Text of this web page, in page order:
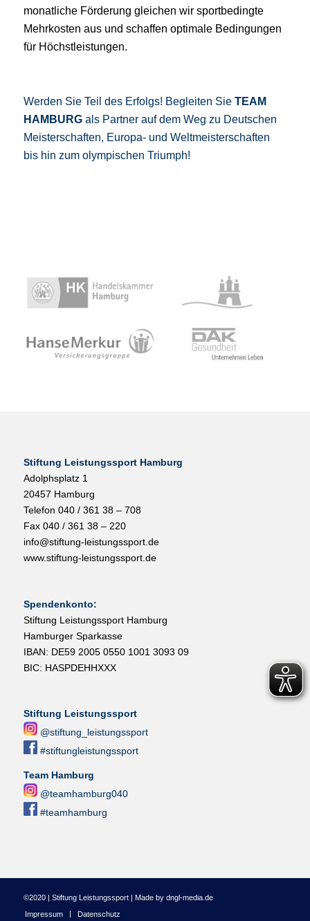
monatliche Förderung gleichen wir sportbedingte
Mehrkosten aus und schaffen optimale Bedingungen
für Höchstleistungen.
Werden Sie Teil des Erfolgs! Begleiten Sie TEAM
HAMBURGals Partner auf dem Weg zu Deutschen
Meisterschaften, Europa- und Weltmeisterschaften
bis hin zum olympischen Triumph!
Stiftung Leistungssport Hamburg
Adolphsplatz 1
20457 Hamburg
Telefon 040 / 361 38 – 708
Fax 040 / 361 38 – 220
info@stiftung-leistungssport.de
www.stiftung-leistungssport.de
Spendenkonto:
Stiftung Leistungssport Hamburg
Hamburger Sparkasse
IBAN: DE59 2005 0550 1001 3093 09
BIC: HASPDEHHXXX
Stiftung Leistungssport
@stiftung_leistungssport
#stiftungleistungssport
Team Hamburg
@teamhamburg040
#teamhamburg
©2020 | Stiftung Leistungssport | Made by dngl-media.de
Impressum
Datenschutz